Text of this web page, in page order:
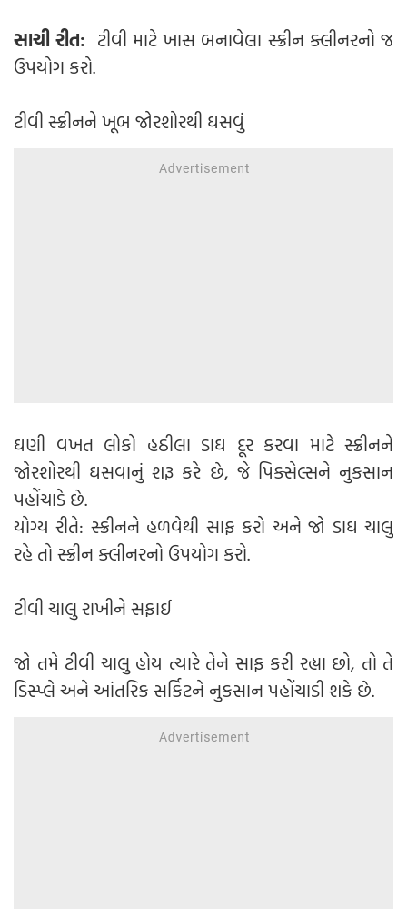
સાચી રીત: ટીવી માટે ખાસ બનાવેલા સ્ક્રીન ક્લીનરનો જ
ઉપયોગ કરો.
ટીવી સ્ક્રીનને ખૂબ જોરશોરથી ઘસવું
ઘણી વખત લોકો હઠીલા ડાઘ દૂર કરવા માટે સ્ક્રીનને
જોરશોરથી ઘસવાનું શરૂ કરે છે, જે પિક્સેલ્સને નુકસાન
પહોંચાડે છે.
યોગ્ય રીતે: સ્ક્રીનને હળવેથી સાફ કરો અને જો ડાઘ ચાલુ
રહે તો સ્ક્રીન ક્લીનરનો ઉપયોગ કરો.
ટીવી ચાલુ રાખીને સફાઈ
જો તમે ટીવી ચાલુ હોય ત્યારે તેને સાફ કરી રહ્યા છો, તો તે
ડિસ્પ્લે અને આંતરિક સર્કિટને નુકસાન પહોંચાડી શકે છે.